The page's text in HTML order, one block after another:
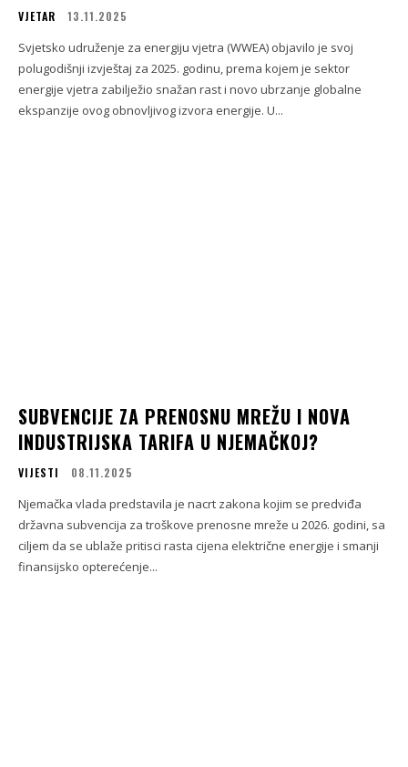
VJETAR 13.11.2025
Svjetsko udruženje za energiju vjetra (WWEA) objavilo je svoj
polugodišnji izvještaj za 2025. godinu, prema kojem je sektor
energije vjetra zabilježio snažan rast i novo ubrzanje globalne
ekspanzije ovog obnovljivog izvora energije. U...
SUBVENCIJE ZA PRENOSNU MREŽU I NOVA
INDUSTRIJSKA TARIFA U NJEMAČKOJ?
VIJESTI 08.11.2025
Njemačka vlada predstavila je nacrt zakona kojim se predviđa
državna subvencija za troškove prenosne mreže u 2026. godini, sa
ciljem da se ublaže pritisci rasta cijena električne energije i smanji
finansijsko opterećenje...